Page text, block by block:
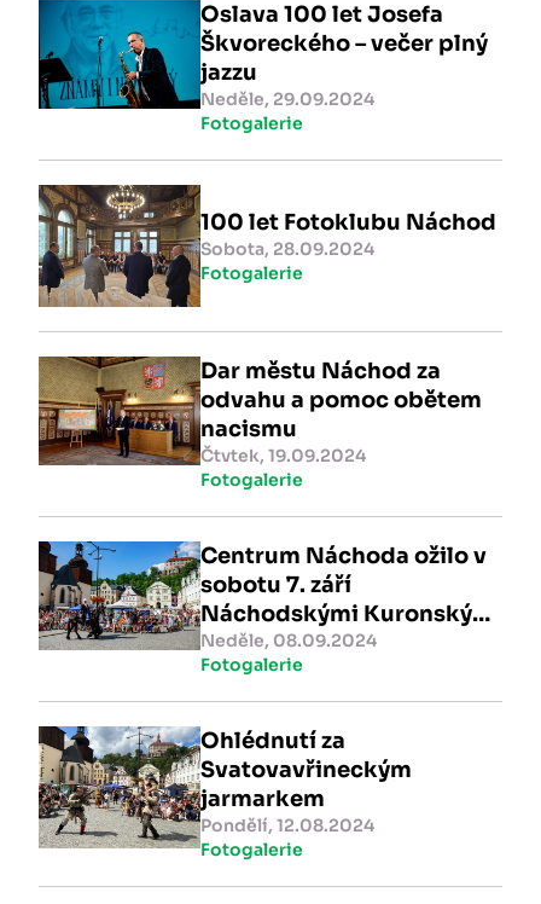
Oslava 100 let Josefa
Škvoreckého – večer plný
jazzu
Neděle, 29.09.2024
Fotogalerie
100 let Fotoklubu Náchod
Sobota, 28.09.2024
Fotogalerie
Dar městu Náchod za
odvahu a pomoc obětem
nacismu
Čtvtek, 19.09.2024
Fotogalerie
Centrum Náchoda ožilo v
sobotu 7. září
Náchodskými Kuronskými
slavnostmi
Neděle, 08.09.2024
Fotogalerie
Ohlédnutí za
Svatovavřineckým
jarmarkem
Pondělí, 12.08.2024
Fotogalerie